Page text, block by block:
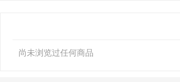
尚未浏览过任何商品